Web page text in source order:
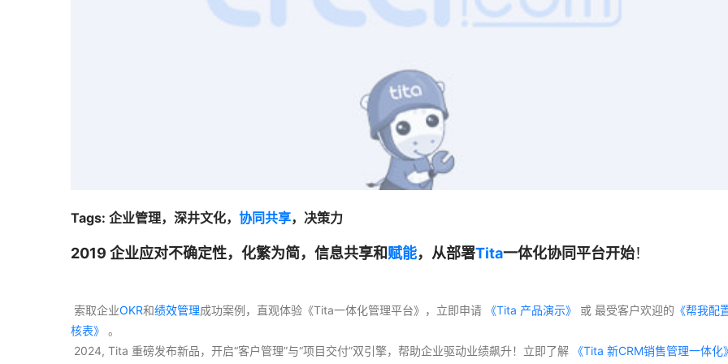
Tags: 企业管理，深井文化， 协同共享，决策力
2019 企业应对不确定性，化繁为简，信息共享和赋能，从部署Tita一体化协同平台开始！
索取企业OKR和绩效管理成功案例，直观体验《Tita一体化管理平台》，立即申请 《Tita 产品演示》 或 最受客户欢迎的 《帮我配
核表》
。
2024, Tita 重磅发布新品，开启“客户管理”与“项目交付”双引擎，帮助企业驱动业绩飙升！立即了解